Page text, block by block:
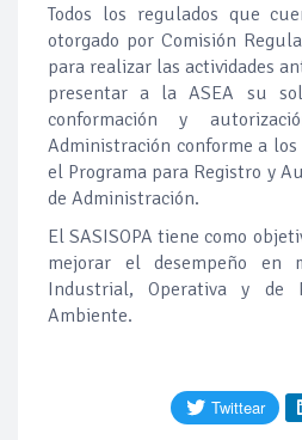
Baja 5% más el precio
acuerdo de paz
Petróleo continúa su descenso
Todos los regulados que
otorgado por Comisión
para realizar las actividades
presentar a la ASEA su
conformación y
Administración conforme a
el Programa para Registro y
de Administración.
El SASISOPA tiene como
mejorar el desempeño en
Industrial, Operativa y de
Ambiente.